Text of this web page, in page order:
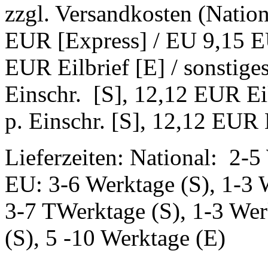
zzgl. Versandkosten
EUR [Express] / EU 9,15
EUR Eilbrief [E] /
Einschr. [S], 12,12 EUR
p. Einschr. [S], 12,12
Lieferzeiten: National: 2-5
EU: 3-6 Werktage (S), 1-3
3-7 TWerktage (S), 1-3
(S), 5 -10 Werktage (E)